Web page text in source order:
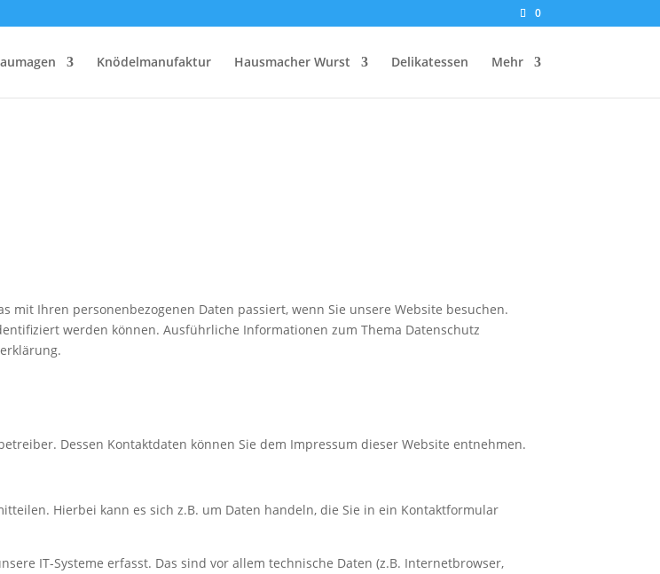
0
Knödelmanufaktur Hausmacher Wurst Delikatessen Mehr
Ihren personenbezogenen Daten passiert, wenn Sie unsere Website besuchen.
werden können. Ausführliche Informationen zum Thema Datenschutz
Dessen Kontaktdaten können Sie dem Impressum dieser Website entnehmen.
Hierbei kann es sich z.B. um Daten handeln, die Sie in ein Kontaktformular
IT-Systeme erfasst. Das sind vor allem technische Daten (z.B. Internetbrowser,